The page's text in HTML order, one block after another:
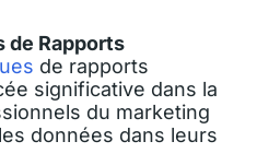
de Rapports
de rapports
significative dans la
du marketing
données dans leurs